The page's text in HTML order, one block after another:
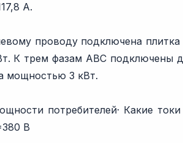
А.
проводу подключена
К трем фазам ABC подключены
мощностью 3 кВт.
потребителей· Какие
В